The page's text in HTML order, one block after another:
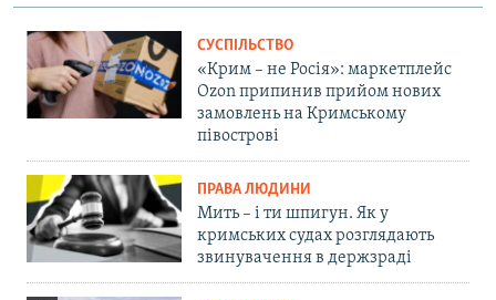
СУСПІЛЬСТВО
«Крим – не Росія»: маркетплейс
Ozon припинив прийом нових
замовлень на Кримському
півострові
ПРАВА ЛЮДИНИ
Мить – і ти шпигун. Як у
кримських судах розглядають
звинувачення в держзраді